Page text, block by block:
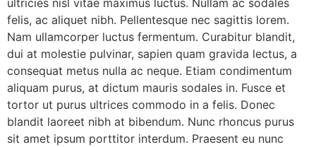
ultricies nisl vitae maximus luctus. Nullam ac sodales
felis, ac aliquet nibh. Pellentesque nec sagittis lorem.
Nam ullamcorper luctus fermentum. Curabitur blandit,
dui at molestie pulvinar, sapien quam gravida lectus, a
consequat metus nulla ac neque. Etiam condimentum
aliquam purus, at dictum mauris sodales in. Fusce et
tortor ut purus ultrices commodo in a felis. Donec
blandit laoreet nibh at bibendum. Nunc rhoncus purus
sit amet ipsum porttitor interdum. Praesent eu nunc